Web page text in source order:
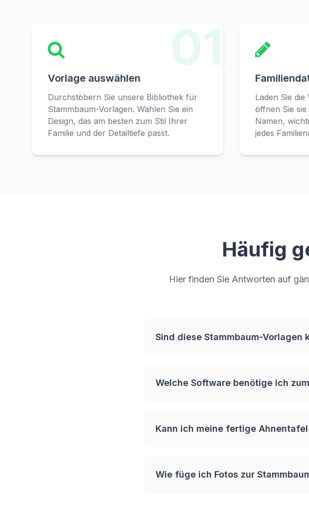
Vorlage auswählen
Durchstöbern Sie unsere Bibliothek für
Stammbaum-Vorlagen. Wählen Sie ein
Design, das am besten zum Stil Ihrer
Familie und der Detailtiefe passt.
Laden Sie
öffnen Sie sie
Namen,
jedes
Häufig
Hier finden Sie Antworten auf
Sind diese Stammbaum-Vorlagen
Welche Software benötige ich
Kann ich meine fertige
Wie füge ich Fotos zur